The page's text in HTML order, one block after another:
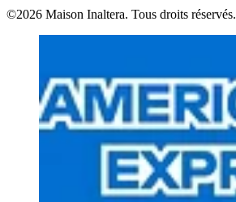
©2026 Maison Inaltera. Tous droits réservés.